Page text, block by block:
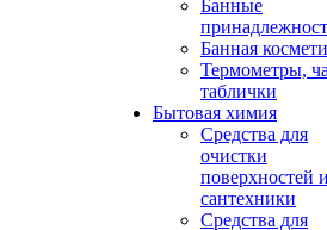
Банные
Банная
Термометры,
таблички
Бытовая химия
Средства для
очистки
поверхностей
сантехники
Средства для